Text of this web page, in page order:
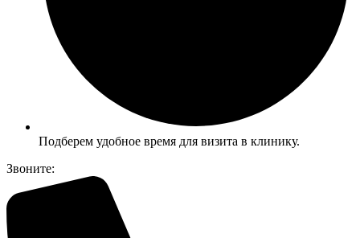
Подберем удобное время для визита в клинику.
Звоните: